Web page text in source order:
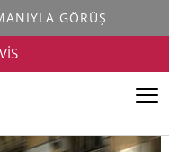
GÖRÜŞ